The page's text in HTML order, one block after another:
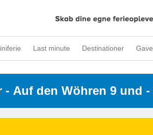
Last minute Destinationer
- Auf den Wöhren 9 und -